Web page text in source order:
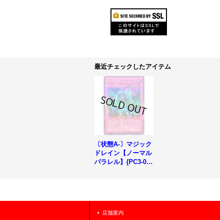
最近チェックしたアイテム
〔状態A-〕マジック
ドレイン【ノーマル
パラレル】{PC3-00
店舗案内